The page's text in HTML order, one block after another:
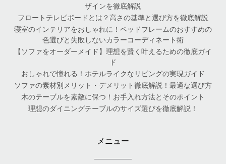
ザインを徹底解説
フロートテレビボードとは？高さの基準と選び方を徹底解説
寝室のインテリアをおしゃれに！ベッドフレームのおすすめの
色選びと失敗しないカラーコーディネート術
【ソファをオーダーメイド】理想を賢く叶えるための徹底ガイ
ド
おしゃれで憧れる！ホテルライクなリビングの実現ガイド
ソファの素材別メリット・デメリット徹底解説！最適な選び方
木のテーブルを素敵に保つ！お手入れ方法とそのポイント
理想のダイニングテーブルのサイズ選びを徹底解説！
メニュー